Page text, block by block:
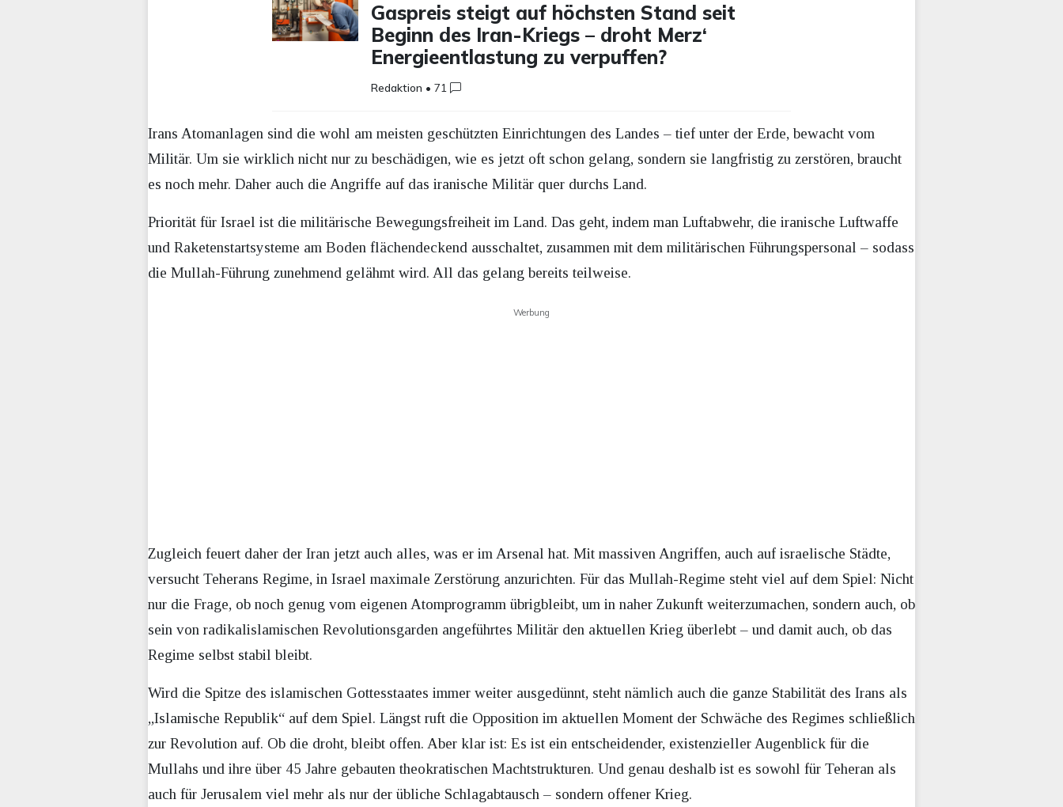
Gaspreis steigt auf höchsten Stand seit
Beginn des Iran-Kriegs – droht Merz‘
Energieentlastung zu verpuffen?
Redaktion •71
Irans Atomanlagen sind die wohl am meisten geschützten Einrichtungen des Landes – tief unter der Erde, bewacht vom
Militär. Um sie wirklich nicht nur zu beschädigen, wie es jetzt oft schon gelang, sondern sie langfristig zu zerstören, braucht
es noch mehr. Daher auch die Angriffe auf das iranische Militär quer durchs Land.
Priorität für Israel ist die militärische Bewegungsfreiheit im Land. Das geht, indem man Luftabwehr, die iranische Luftwaffe
und Raketenstartsysteme am Boden flächendeckend ausschaltet, zusammen mit dem militärischen Führungspersonal – sodass
die Mullah-Führung zunehmend gelähmt wird. All das gelang bereits teilweise.
Werbung
Zugleich feuert daher der Iran jetzt auch alles, was er im Arsenal hat. Mit massiven Angriffen, auch auf israelische Städte,
versucht Teherans Regime, in Israel maximale Zerstörung anzurichten. Für das Mullah-Regime steht viel auf dem Spiel: Nicht
nur die Frage, ob noch genug vom eigenen Atomprogramm übrigbleibt, um in naher Zukunft weiterzumachen, sondern auch, ob
sein von radikalislamischen Revolutionsgarden angeführtes Militär den aktuellen Krieg überlebt – und damit auch, ob das
Regime selbst stabil bleibt.
Wird die Spitze des islamischen Gottesstaates immer weiter ausgedünnt, steht nämlich auch die ganze Stabilität des Irans als
„Islamische Republik“ auf dem Spiel. Längst ruft die Opposition im aktuellen Moment der Schwäche des Regimes schließlich
zur Revolution auf. Ob die droht, bleibt offen. Aber klar ist: Es ist ein entscheidender, existenzieller Augenblick für die
Mullahs und ihre über 45 Jahre gebauten theokratischen Machtstrukturen. Und genau deshalb ist es sowohl für Teheran als
auch für Jerusalem viel mehr als nur der übliche Schlagabtausch – sondern offener Krieg.